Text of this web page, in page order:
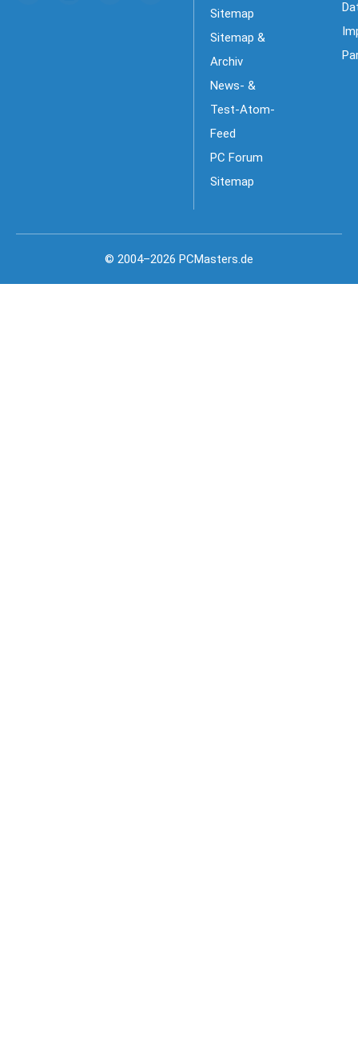
Sitemap
Sitemap &
Archiv
News- &
Test-Atom-
Feed
PC Forum
Sitemap
© 2004–2026 PCMasters.de